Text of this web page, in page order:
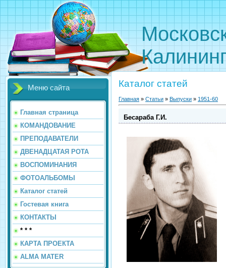
Меню сайта
Главная страница
КОМАНДОВАНИЕ
ПРЕПОДАВАТЕЛИ
ДВЕНАДЦАТАЯ РОТА
ВОСПОМИНАНИЯ
ФОТОАЛЬБОМЫ
Каталог статей
Гостевая книга
КОНТАКТЫ
* * *
КАРТА ПРОЕКТА
ALMA MATER
Каталог статей
Главная » Статьи » Выпуски » 1951-60
Бесараба Г.И.